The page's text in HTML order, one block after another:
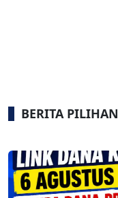
BERITA PILIHAN